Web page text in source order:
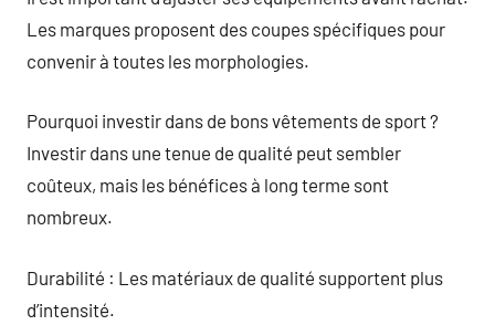
Les marques proposent des coupes spécifiques pour
convenir à toutes les morphologies.
Pourquoi investir dans de bons vêtements de sport ?
Investir dans une tenue de qualité peut sembler
coûteux, mais les bénéfices à long terme sont
nombreux.
Durabilité : Les matériaux de qualité supportent plus
d’intensité.